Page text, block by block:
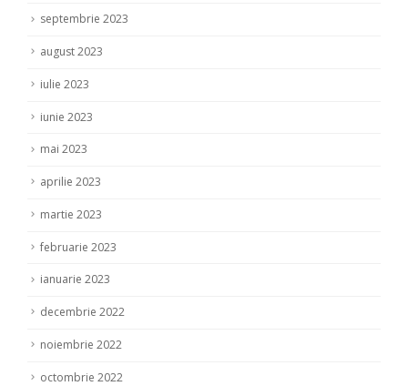
septembrie 2023
august 2023
iulie 2023
iunie 2023
mai 2023
aprilie 2023
martie 2023
februarie 2023
ianuarie 2023
decembrie 2022
noiembrie 2022
octombrie 2022